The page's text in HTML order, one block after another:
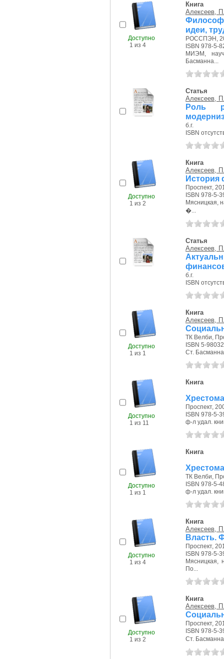
Доступно
1 из 4
Книга
Алексеев,
идеи,
РОССПЭН,
ISBN 978-5-
МИЭМ,
Басманна...
Статья
Алексеев,
Роль
б.г.
ISBN
Доступно
1 из 2
Книга
Алексеев,
История
Проспект,
ISBN 978-5-
Мясницкая,
�...
Статья
Алексеев,
б.г.
ISBN
Доступно
1 из 1
Книга
Алексеев,
ТК Велби,
ISBN 5-
Ст.
Доступно
1 из 11
Книга
Проспект,
ISBN 978-5-
ф-л удал.
Доступно
1 из 1
Книга
ТК Велби,
ISBN 978-5-
ф-л удал.
Доступно
1 из 4
Книга
Алексеев,
Власть.
Проспект,
ISBN 978-5-
Мясницкая,
По...
Доступно
1 из 2
Книга
Алексеев,
Проспект,
ISBN 978-5-
Ст.